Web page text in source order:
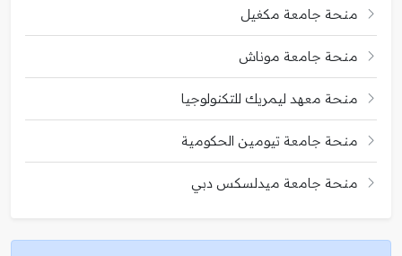
منحة جامعة مكغيل
منحة جامعة موناش
منحة معهد ليمريك للتكنولوجيا
منحة جامعة تيومين الحكومية
منحة جامعة ميدلسكس دبي